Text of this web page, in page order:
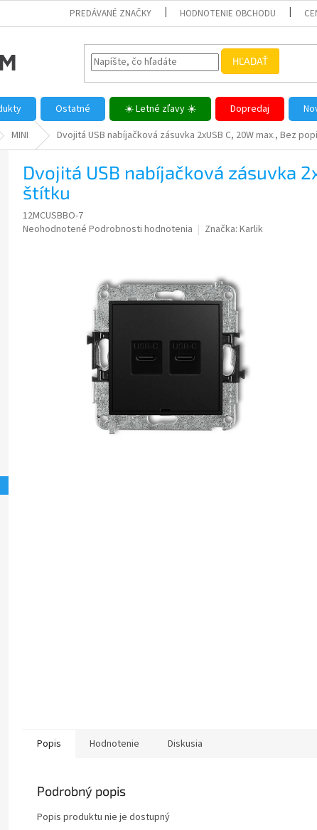
PREDÁVANÉ ZNAČKY HODNOTENIE OBCHODU
HĽADAŤ
Ostatné ☀️ Letné zľavy ☀️ Dopredaj
MINI Dvojitá USB nabíjačková zásuvka 2xUSB C, 20W max., Bez
Dvojitá USB nabíjačková zásuvka
štítku
12MCUSBBO-7
Priemerné
Neohodnotené Podrobnosti hodnotenia Značka: Karlik
Popis Hodnotenie Diskusia
Podrobný popis
Popis produktu nie je dostupný